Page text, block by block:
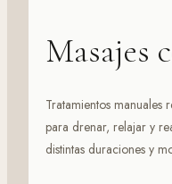
Masajes
Tratamientos manuales
para drenar, relajar y
distintas duraciones y